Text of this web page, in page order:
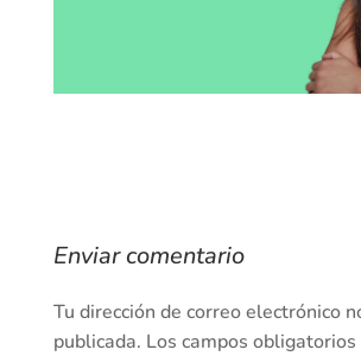
Enviar comentario
Tu dirección de correo electrónico
publicada. Los campos